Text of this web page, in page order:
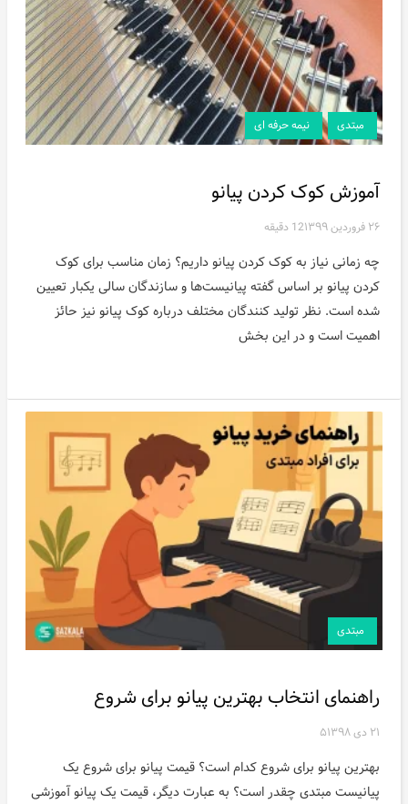
مبتدی نیمه حرفه ای
آموزش کوک کردن پیانو
۲۶ فروردین ۱۳۹۹ 12 دقیقه
چه زمانی نیاز به کوک کردن پیانو داریم؟ زمان مناسب برای کوک
کردن پیانو بر اساس گفته پیانیست‌ها و سازندگان سالی یکبار تعیین
شده است. نظر تولید کنندگان مختلف درباره کوک پیانو نیز حائز
اهمیت است و در این بخش
مبتدی
راهنمای انتخاب بهترین پیانو برای شروع
۲۱ دی ۱۳۹۸ ۵
بهترین پیانو برای شروع کدام است؟ قیمت پیانو برای شروع یک
پیانیست مبتدی چقدر است؟ به عبارت دیگر، قیمت یک پیانو آموزشی